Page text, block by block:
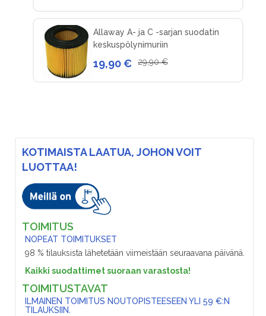
KOTIMAISTA LAATUA, JOHON VOIT
LUOTTAA!
TOIMITUS
NOPEAT TOIMITUKSET
98 % tilauksista lähetetään viimeistään seuraavana päivänä.
Kaikki suodattimet suoraan varastosta!
TOIMITUSTAVAT
ILMAINEN TOIMITUS NOUTOPISTEESEEN YLI 59 €:N
TILAUKSIIN.
Allaway A- ja C -sarjan suodatin
keskuspölynimuriin
19,90 € 29,90 €